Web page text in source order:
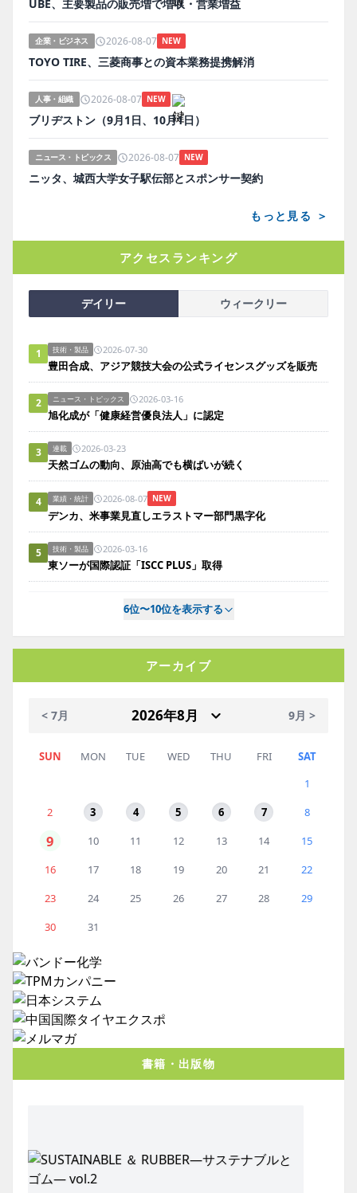
UBE、主要製品の販売増で増収・営業増益
企業・ビジネス 2026-08-07 NEW
TOYO TIRE、三菱商事との資本業務提携解消
人事・組織 2026-08-07 NEW
ブリヂストン（9月1日、10月1日）
ニュース・トピックス 2026-08-07 NEW
ニッタ、城西大学女子駅伝部とスポンサー契約
もっと見る ＞
アクセスランキング
デイリー ウィークリー
1 技術・製品 2026-07-30
豊田合成、アジア競技大会の公式ライセンスグッズを販売
2 ニュース・トピックス 2026-03-16
旭化成が「健康経営優良法人」に認定
3 連載 2026-03-23
天然ゴムの動向、原油高でも横ばいが続く
4 業績・統計 2026-08-07 NEW
デンカ、米事業見直しエラストマー部門黒字化
5 技術・製品 2026-03-16
東ソーが国際認証「ISCC PLUS」取得
6位〜10位を表示する
アーカイブ
< 7月 9月 >
SUN MON TUE WED THU FRI
SAT
1
2
3 4 5 6 7 8
9 10 11 12 13 14
15
16
17 18 19 20 21
22
23
24 25 26 27 28
29
30
31
書籍・出版物